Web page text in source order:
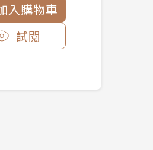
入購物車
試閱